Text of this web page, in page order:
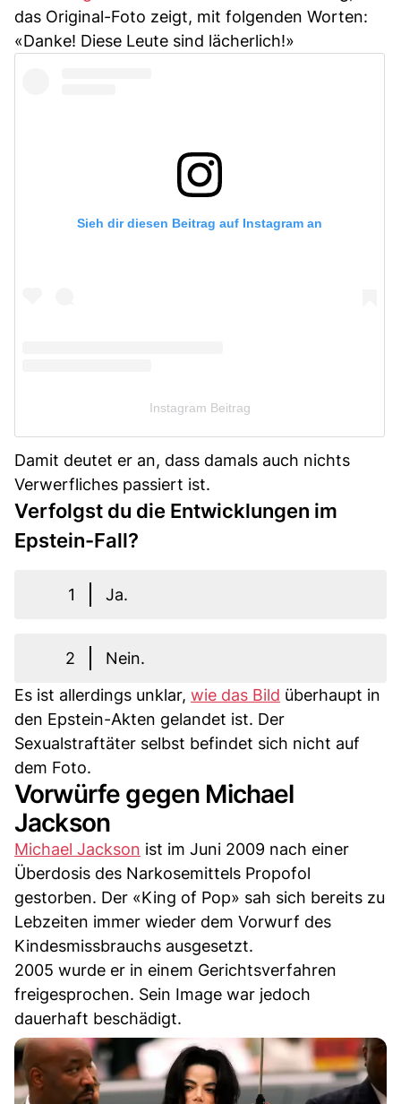
das Original-Foto zeigt, mit folgenden Worten:
«Danke! Diese Leute sind lächerlich!»
Sieh dir diesen Beitrag auf Instagram an
Instagram Beitrag
Damit deutet er an, dass damals auch nichts
Verwerfliches passiert ist.
Verfolgst du die Entwicklungen im
Epstein-Fall?
1 Ja.
2
Nein.
Es ist allerdings unklar, wie das Bild überhaupt in
den Epstein-Akten gelandet ist. Der
Sexualstraftäter selbst befindet sich nicht auf
dem Foto.
Vorwürfe gegen Michael
Jackson
Michael Jackson ist im Juni 2009 nach einer
Überdosis des Narkosemittels Propofol
gestorben. Der «King of Pop» sah sich bereits zu
Lebzeiten immer wieder dem Vorwurf des
Kindesmissbrauchs ausgesetzt.
2005 wurde er in einem Gerichtsverfahren
freigesprochen. Sein Image war jedoch
dauerhaft beschädigt.